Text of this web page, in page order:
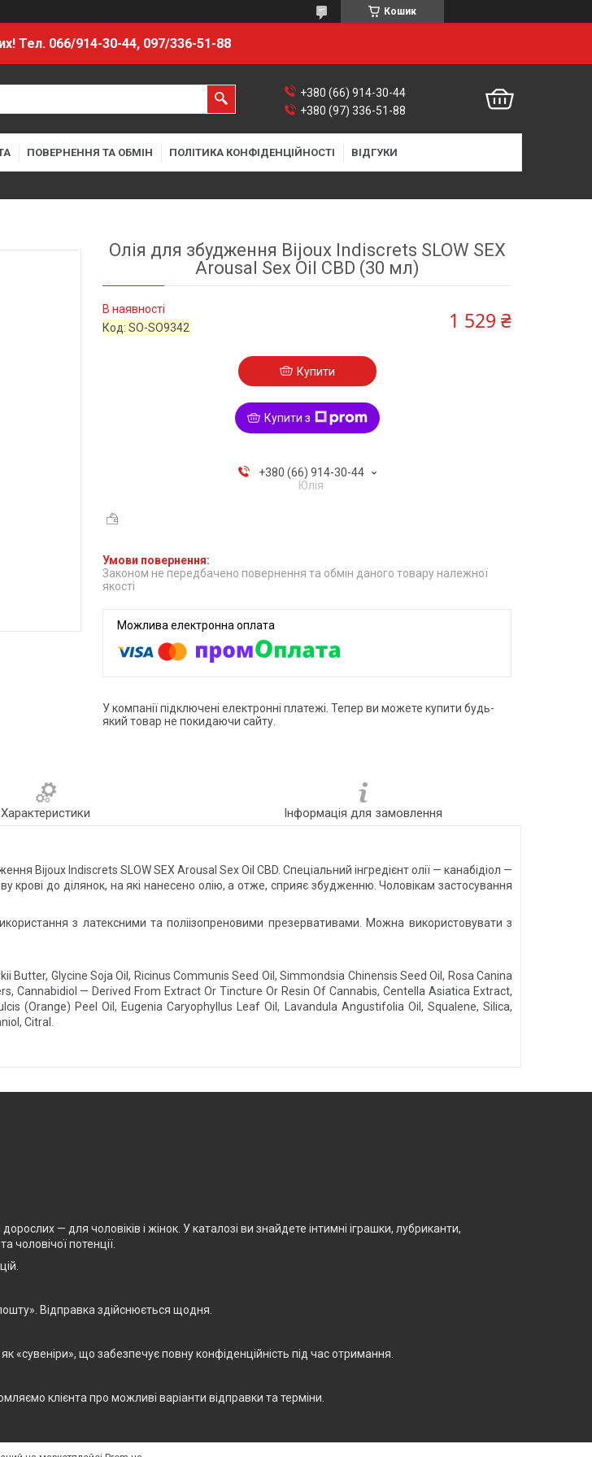
Кошик
Тел. 066/914-30-44, 097/336-51-88
+380 (66) 914-30-44
+380 (97) 336-51-88
ПОВЕРНЕННЯ ТА ОБМІН ПОЛІТИКА КОНФІДЕНЦІЙНОСТІ ВІДГУКИ
Олія для збудження Bijoux Indiscrets SLOW SEX
Arousal Sex Oil CBD (30 мл)
В наявності
Код:SO-SO9342 1 529 ₴
Купити
Купити з
+380 (66) 914-30-44
Юлія
Законом не передбачено повернення та обмін даного товару належної
якості
У компанії підключені електронні платежі. Тепер ви можете купити будь-
який товар не покидаючи сайту.
Характеристики Інформація для замовлення
Bijoux Indiscrets SLOW SEX Arousal Sex Oil CBD. Спеціальний інгредієнт олії — канабідіол —
крові до ділянок, на які нанесено олію, а отже, сприяє збудженню. Чоловікам застосування
з латексними та поліізопреновими презервативами. Можна використовувати з
Glycine Soja Oil, Ricinus Communis Seed Oil, Simmondsia Chinensis Seed Oil, Rosa Canina
Cannabidiol — Derived From Extract Or Tincture Or Resin Of Cannabis, Centella Asiatica Extract,
(Orange) Peel Oil, Eugenia Caryophyllus Leaf Oil, Lavandula Angustifolia Oil, Squalene, Silica,
Citral.
— для чоловіків і жінок. У каталозі ви знайдете інтимні іграшки, лубриканти,
потенції.
Відправка здійснюється щодня.
що забезпечує повну конфіденційність під час отримання.
клієнта про можливі варіанти відправки та терміни.